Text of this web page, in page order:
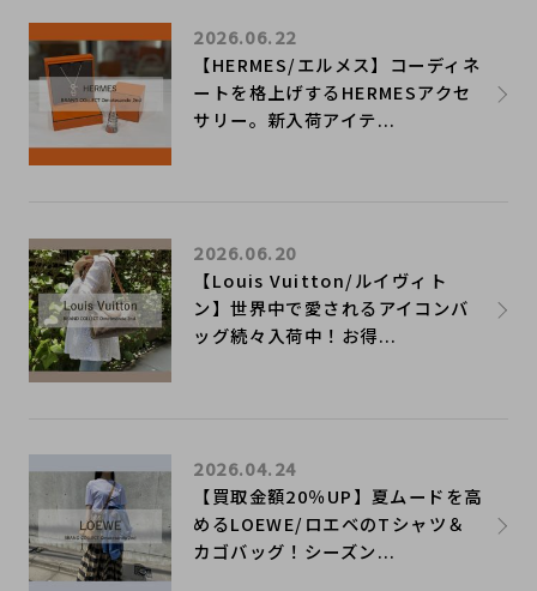
【HERMES/エルメス】コーディネ
ートを格上げするHERMESアクセ
サリー。新入荷アイテ...
2026.06.22
【Louis Vuitton/ルイヴィト
ン】世界中で愛されるアイコンバ
ッグ続々入荷中！お得...
2026.06.20
【買取金額20％UP】夏ムードを高
めるLOEWE/ロエベのTシャツ＆
カゴバッグ！シーズン...
2026.04.24